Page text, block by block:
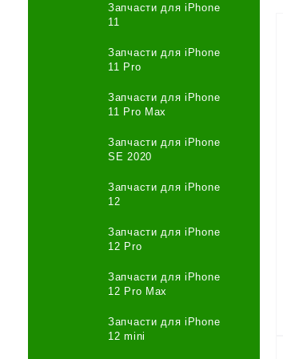
Запчасти для iPhone
11
Запчасти для iPhone
11 Pro
Запчасти для iPhone
11 Pro Max
Запчасти для iPhone
SE 2020
Запчасти для iPhone
12
Запчасти для iPhone
12 Pro
Запчасти для iPhone
12 Pro Max
Запчасти для iPhone
12 mini